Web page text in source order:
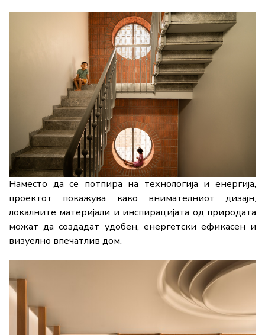
Наместо да се потпира на технологија и енергија,
проектот покажува како внимателниот дизајн,
локалните материјали и инспирацијата од природата
можат да создадат удобен, енергетски ефикасен и
визуелно впечатлив дом.